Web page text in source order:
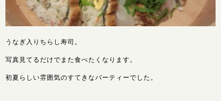
うなぎ入りちらし寿司。
写真見てるだけでまた食べたくなります。
初夏らしい雰囲気のすてきなパーティーでした。